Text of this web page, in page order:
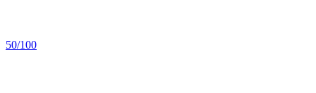
50/100